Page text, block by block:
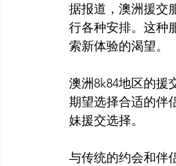
据报道，澳洲援交
行各种安排。这种
索新体验的渴望。
澳洲8k84地区的援
期望选择合适的伴
妹援交选择。
与传统的约会和伴